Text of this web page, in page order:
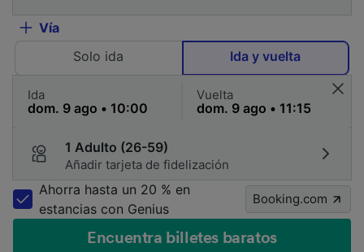
Vía
Solo ida
Ida y vuelta
Ida Vuelta
1 Adulto (26-59)
Añadir tarjeta de fidelización
Ahorra hasta un 20 % en
estancias con Genius
Booking.com
Encuentra billetes baratos